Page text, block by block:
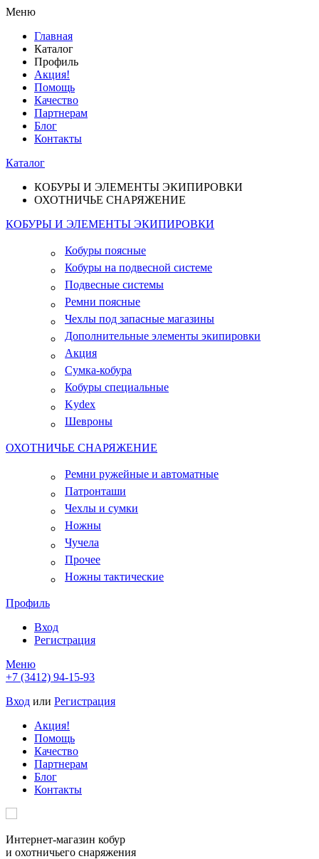
Меню
Главная
Каталог
Профиль
Акция!
Помощь
Качество
Партнерам
Блог
Контакты
Каталог
КОБУРЫ И ЭЛЕМЕНТЫ ЭКИПИРОВКИ
ОХОТНИЧЬЕ СНАРЯЖЕНИЕ
КОБУРЫ И ЭЛЕМЕНТЫ ЭКИПИРОВКИ
Кобуры поясные
Кобуры на подвесной системе
Подвесные системы
Ремни поясные
Чехлы под запасные магазины
Дополнительные элементы экипировки
Акция
Сумка-кобура
Кобуры специальные
Kydex
Шевроны
ОХОТНИЧЬЕ СНАРЯЖЕНИЕ
Ремни ружейные и автоматные
Патронташи
Чехлы и сумки
Ножны
Чучела
Прочее
Ножны тактические
Профиль
Вход
Регистрация
Меню
+7 (3412) 94-15-93
Вход или Регистрация
Акция!
Помощь
Качество
Партнерам
Блог
Контакты
Интернет-магазин кобур
и охотничьего снаряжения